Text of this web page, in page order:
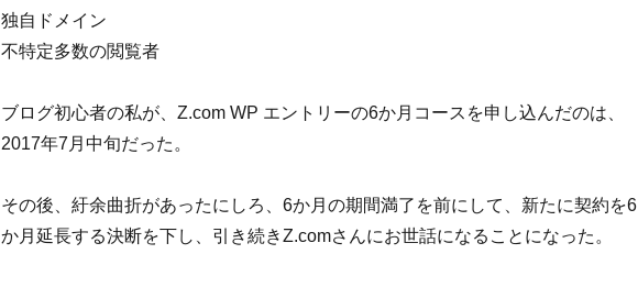
独自ドメイン
不特定多数の閲覧者
ブログ初心者の私が、Z.com WP エントリーの6か月コースを申し込んだのは、
2017年7月中旬だった。
その後、紆余曲折があったにしろ、6か月の期間満了を前にして、新たに契約を6
か月延長する決断を下し、引き続きZ.comさんにお世話になることになった。